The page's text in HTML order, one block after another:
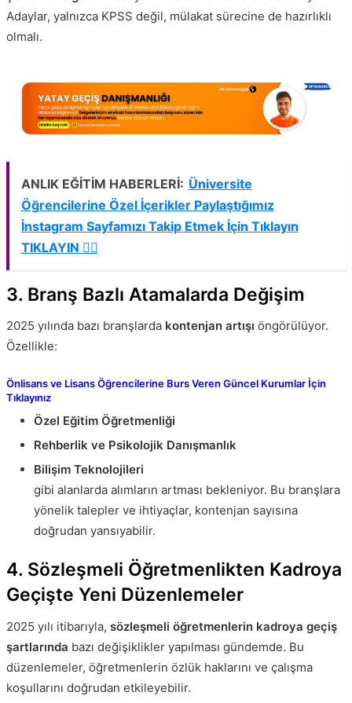
Adaylar, yalnızca KPSS değil, mülakat sürecine de hazırlıklı
olmalı.
ANLIK EĞİTİM HABERLERİ: Üniversite
Öğrencilerine Özel İçerikler Paylaştığımız
İnstagram Sayfamızı Takip Etmek İçin Tıklayın
TIKLAYIN 👈🏻
3. Branş Bazlı Atamalarda Değişim
2025 yılında bazı branşlarda kontenjan artışı öngörülüyor.
Özellikle:
Önlisans ve Lisans Öğrencilerine Burs Veren Güncel Kurumlar İçin
Tıklayınız
Özel Eğitim Öğretmenliği
Rehberlik ve Psikolojik Danışmanlık
Bilişim Teknolojileri
gibi alanlarda alımların artması bekleniyor. Bu branşlara
yönelik talepler ve ihtiyaçlar, kontenjan sayısına
doğrudan yansıyabilir.
4. Sözleşmeli Öğretmenlikten Kadroya
Geçişte Yeni Düzenlemeler
2025 yılı itibarıyla, sözleşmeli öğretmenlerin kadroya geçiş
şartlarında bazı değişiklikler yapılması gündemde. Bu
düzenlemeler, öğretmenlerin özlük haklarını ve çalışma
koşullarını doğrudan etkileyebilir.